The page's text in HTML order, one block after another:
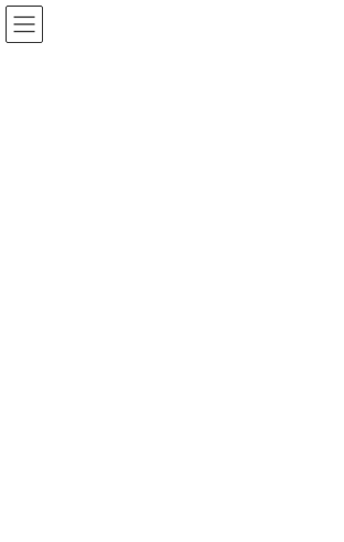
コ
ン
ナ
ビ